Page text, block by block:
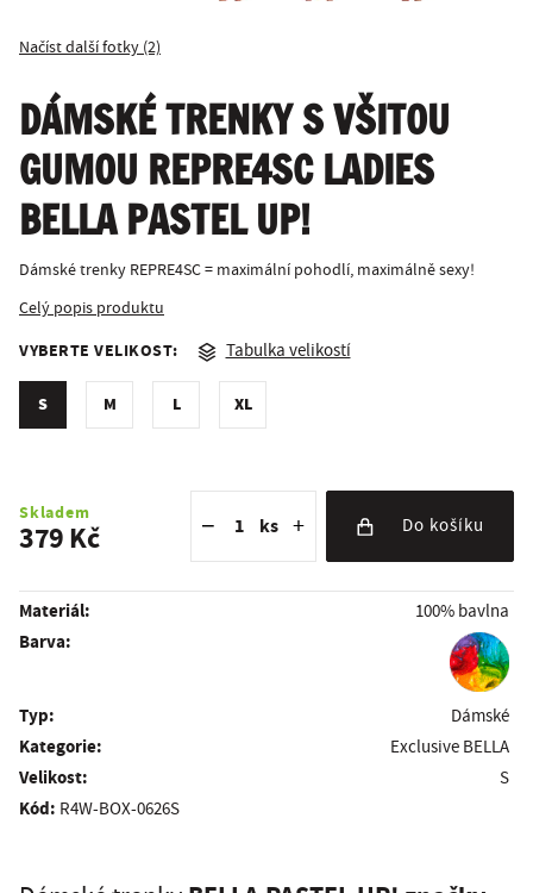
Načíst další fotky (2)
DÁMSKÉ TRENKY S VŠITOU
GUMOU REPRE4SC LADIES
BELLA PASTEL UP!
Dámské trenky REPRE4SC = maximální pohodlí, maximálně sexy!
Celý popis produktu
VYBERTE VELIKOST: Tabulka velikostí
S M L XL
Skladem
379 Kč − ks + Do košíku
Materiál: 100% bavlna
Barva:
Typ: Dámské
Kategorie: Exclusive BELLA
Velikost: S
Kód: R4W-BOX-0626S